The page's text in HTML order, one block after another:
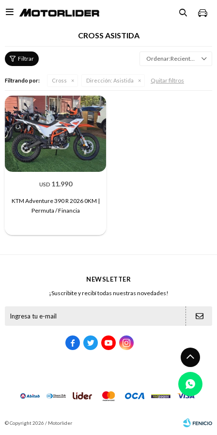

CROSS ASISTIDA
Recientes
Filtrando por: Cross Dirección: Asistida Quitar filtros
USD 11.990
KTM Adventure 390 R 2026 0KM |
Permuta / Financia
NEWSLETTER
¡Suscribite y recibí todas nuestras novedades!
   
© Copyright 2026 / Motorlider